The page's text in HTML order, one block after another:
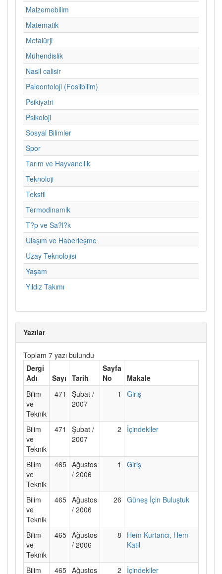
Malzemebilim
Matematik
Metalürji
Mühendislik
Nasil calisir
Paleontoloji (Fosilbilim)
Psikiyatri
Psikoloji
Sosyal Bilimler
Spor
Tarım ve Hayvancılık
Teknoloji
Tekstil
Termodinamik
T?p ve Sa?l?k
Ulaşım ve Haberleşme
Uzay Teknolojisi
Yaşam
Yıldız Takımı
Yazılar
Toplam 7 yazı bulundu
Dergi
Adı
Sayı Tarih
Sayfa
No
Makale
Bilim
ve
Teknik
471
Şubat /
2007
1 Giriş
Bilim
ve
Teknik
471
Şubat /
2007
2 İçindekiler
Bilim
ve
Teknik
465 Ağustos
/ 2006
1 Giriş
Bilim
ve
Teknik
465 Ağustos
/ 2006
26 Güneş İçin Buluştuk
Bilim
ve
Teknik
465 Ağustos
/ 2006
8
Hem Kurtarıcı, Hem
Katil
Bilim 465 Ağustos 2 İçindekiler